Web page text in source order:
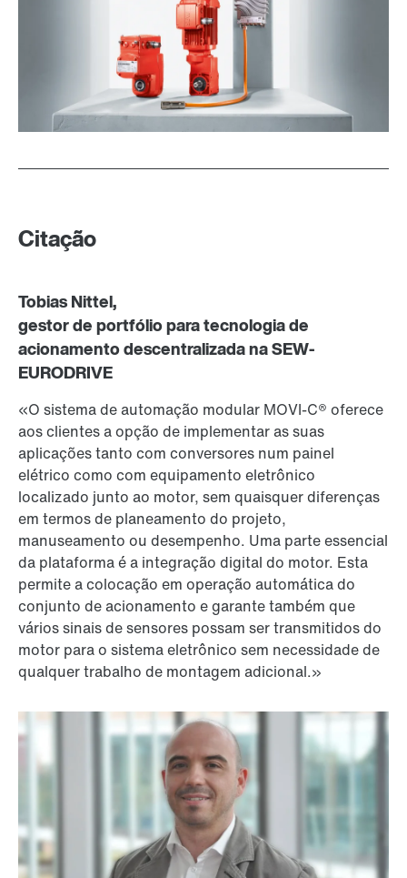
Citação
Tobias Nittel,
gestor de portfólio para tecnologia de
acionamento descentralizada na SEW-
EURODRIVE
«O sistema de automação modular MOVI‑C® oferece
aos clientes a opção de implementar as suas
aplicações tanto com conversores num painel
elétrico como com equipamento eletrônico
localizado junto ao motor, sem quaisquer diferenças
em termos de planeamento do projeto,
manuseamento ou desempenho. Uma parte essencial
da plataforma é a integração digital do motor. Esta
permite a colocação em operação automática do
conjunto de acionamento e garante também que
vários sinais de sensores possam ser transmitidos do
motor para o sistema eletrônico sem necessidade de
qualquer trabalho de montagem adicional.»